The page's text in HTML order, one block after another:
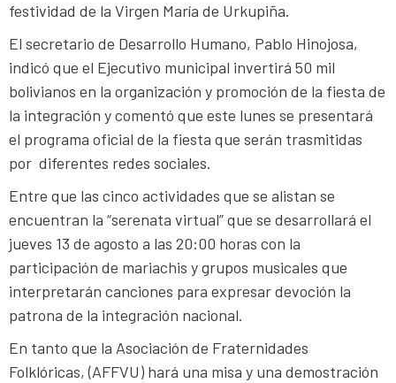
festividad de la Virgen María de Urkupiña.
El secretario de Desarrollo Humano, Pablo Hinojosa,
indicó que el Ejecutivo municipal invertirá 50 mil
bolivianos en la organización y promoción de la fiesta de
la integración y comentó que este lunes se presentará
el programa oficial de la fiesta que serán trasmitidas
por diferentes redes sociales.
Entre que las cinco actividades que se alistan se
encuentran la “serenata virtual” que se desarrollará el
jueves 13 de agosto a las 20:00 horas con la
participación de mariachis y grupos musicales que
interpretarán canciones para expresar devoción la
patrona de la integración nacional.
En tanto que la Asociación de Fraternidades
Folklóricas, (AFFVU) hará una misa y una demostración